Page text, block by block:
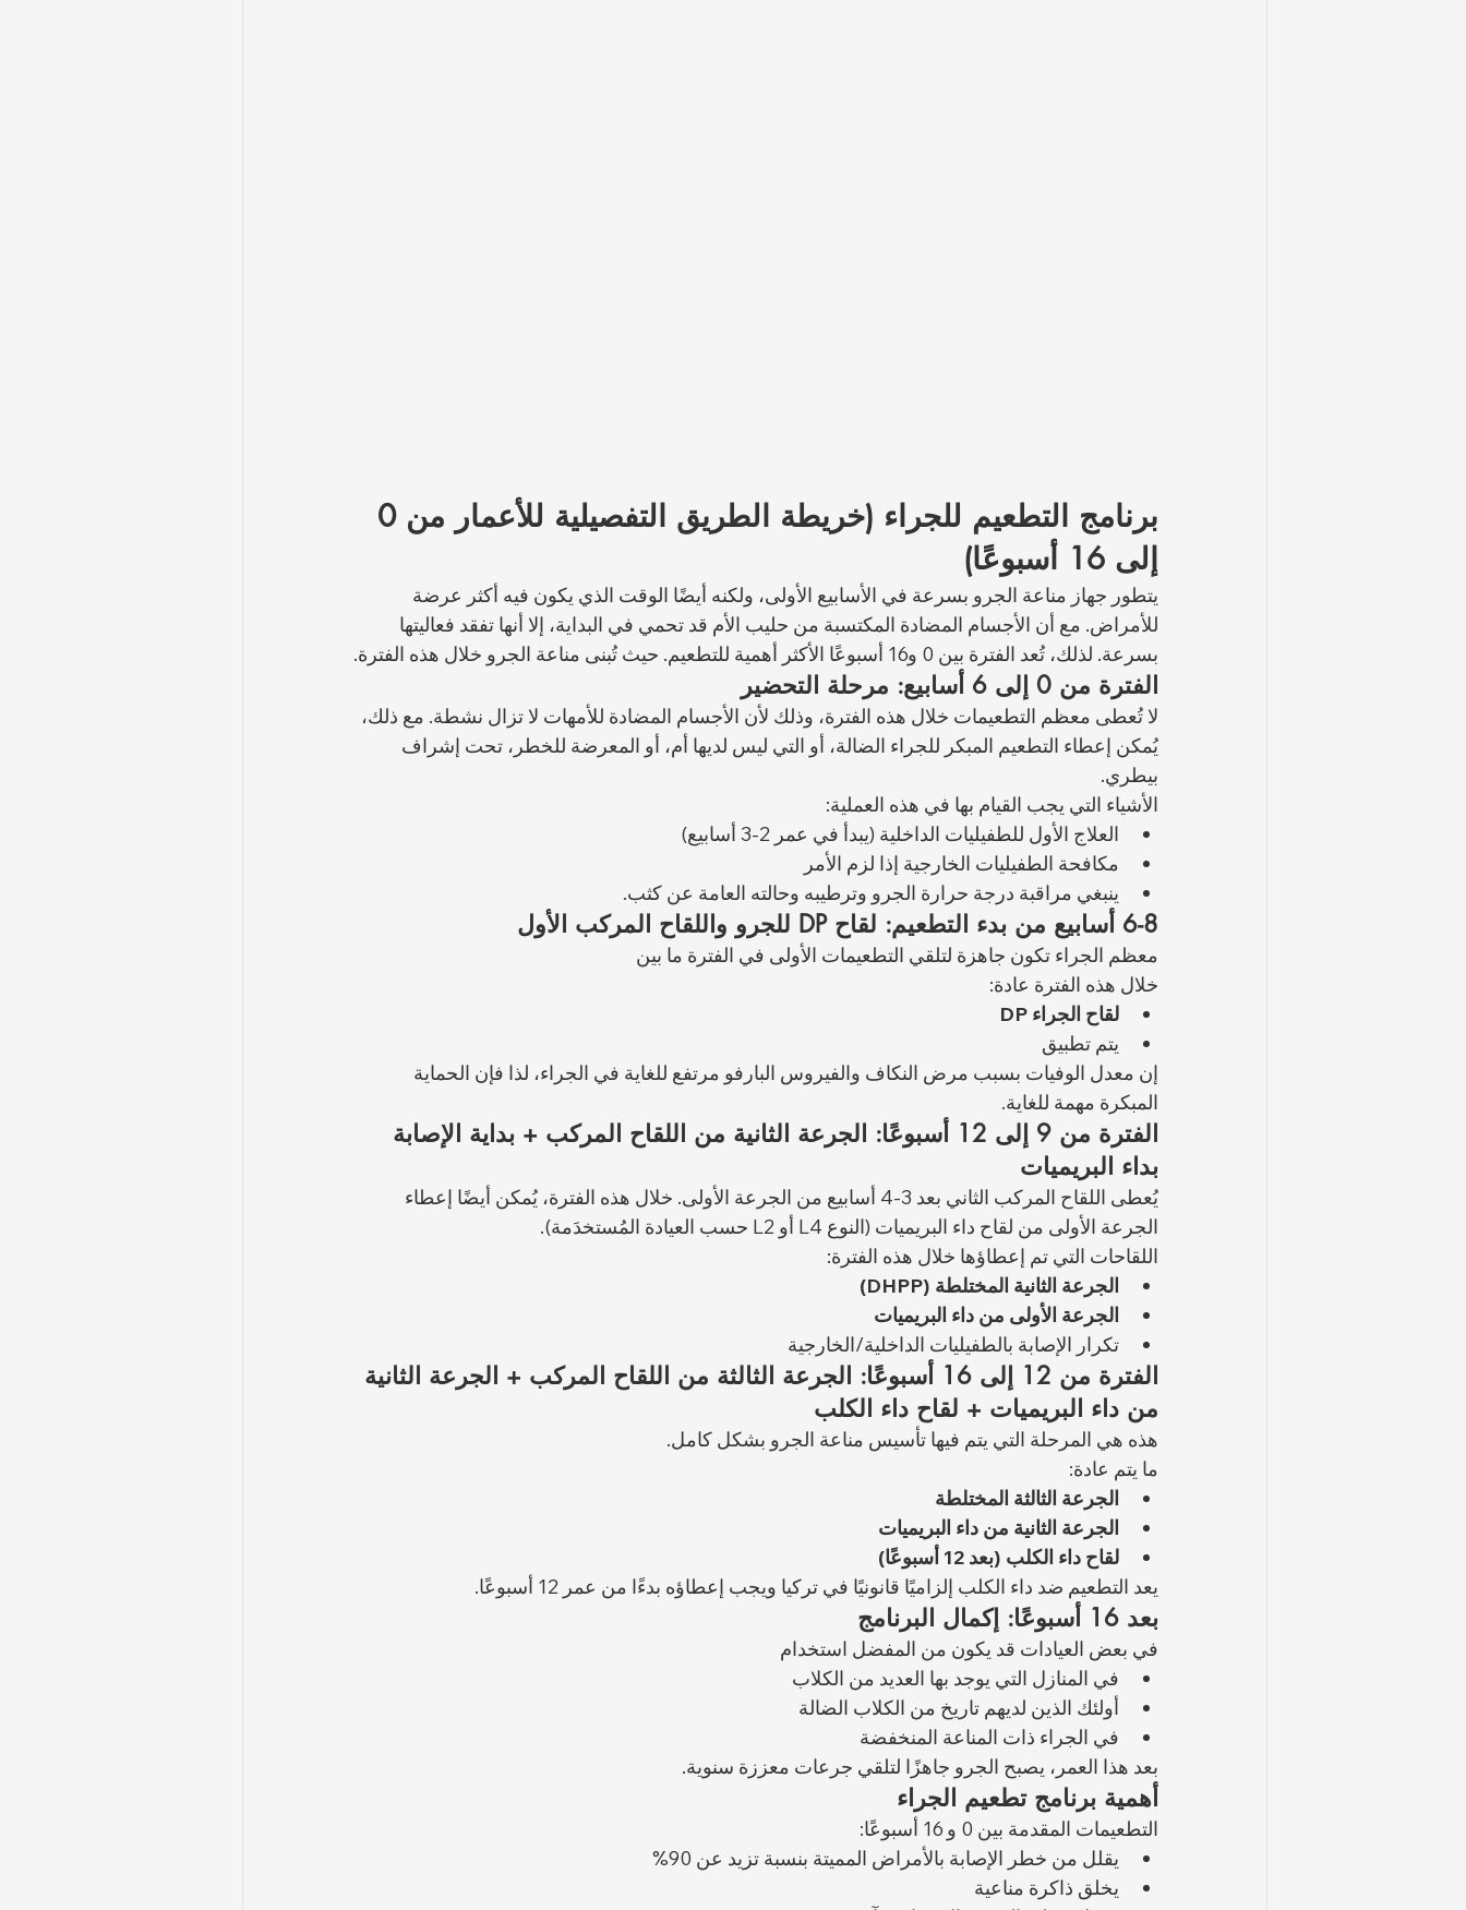
إلى 16 أسبوعًا)
يتطور جهاز مناعة الجرو بسرعة في الأسابيع الأولى، ولكنه أيضًا الوقت الذي يكون فيه أكثر عرضة
للأمراض. مع أن الأجسام المضادة المكتسبة من حليب الأم قد تحمي في البداية، إلا أنها تفقد فعاليتها
بسرعة. لذلك، تُعد الفترة بين 0 و16 أسبوعًا الأكثر أهمية للتطعيم. حيث تُبنى مناعة الجرو خلال هذه الفترة.
الفترة من 0 إلى 6 أسابيع: مرحلة التحضير
لا تُعطى معظم التطعيمات خلال هذه الفترة، وذلك لأن الأجسام المضادة للأمهات لا تزال نشطة. مع ذلك،
يُمكن إعطاء التطعيم المبكر للجراء الضالة، أو التي ليس لديها أم، أو المعرضة للخطر، تحت إشراف
بيطري.
الأشياء التي يجب القيام بها في هذه العملية:
العلاج الأول للطفيليات الداخلية (يبدأ في عمر 2-3 أسابيع)
مكافحة الطفيليات الخارجية إذا لزم الأمر
ينبغي مراقبة درجة حرارة الجرو وترطيبه وحالته العامة عن كثب.
6-8 أسابيع من بدء التطعيم: لقاح DP للجرو واللقاح المركب الأول
معظم الجراء تكون جاهزة لتلقي التطعيمات الأولى في الفترة ما بين
خلال هذه الفترة عادة:
لقاح الجراء DP
يتم تطبيق
إن معدل الوفيات بسبب مرض النكاف والفيروس البارفو مرتفع للغاية في الجراء، لذا فإن الحماية
المبكرة مهمة للغاية.
الفترة من 9 إلى 12 أسبوعًا: الجرعة الثانية من اللقاح المركب + بداية الإصابة
بداء البريميات
يُعطى اللقاح المركب الثاني بعد 3-4 أسابيع من الجرعة الأولى. خلال هذه الفترة، يُمكن أيضًا إعطاء
الجرعة الأولى من لقاح داء البريميات (النوع L4 أو L2 حسب العيادة المُستخدَمة).
اللقاحات التي تم إعطاؤها خلال هذه الفترة:
الجرعة الثانية المختلطة (DHPP)
الجرعة الأولى من داء البريميات
تكرار الإصابة بالطفيليات الداخلية/الخارجية
الفترة من 12 إلى 16 أسبوعًا: الجرعة الثالثة من اللقاح المركب + الجرعة الثانية
من داء البريميات + لقاح داء الكلب
هذه هي المرحلة التي يتم فيها تأسيس مناعة الجرو بشكل كامل.
ما يتم عادة:
الجرعة الثالثة المختلطة
الجرعة الثانية من داء البريميات
لقاح داء الكلب (بعد 12 أسبوعًا)
يعد التطعيم ضد داء الكلب إلزاميًا قانونيًا في تركيا ويجب إعطاؤه بدءًا من عمر 12 أسبوعًا.
بعد 16 أسبوعًا: إكمال البرنامج
في بعض العيادات قد يكون من المفضل استخدام
في المنازل التي يوجد بها العديد من الكلاب
أولئك الذين لديهم تاريخ من الكلاب الضالة
في الجراء ذات المناعة المنخفضة
بعد هذا العمر، يصبح الجرو جاهزًا لتلقي جرعات معززة سنوية.
أهمية برنامج تطعيم الجراء
التطعيمات المقدمة بين 0 و 16 أسبوعًا:
يقلل من خطر الإصابة بالأمراض المميتة بنسبة تزيد عن 90%
يخلق ذاكرة مناعية